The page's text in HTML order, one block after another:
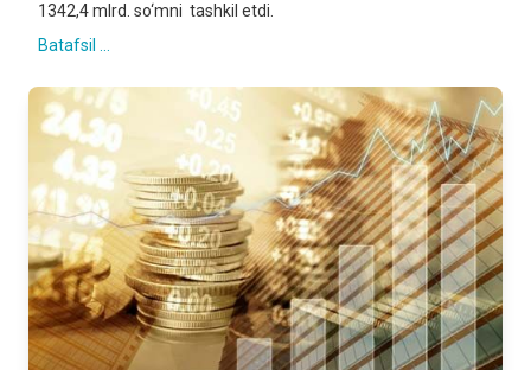
1342,4 mlrd. so‘mni tashkil etdi.
Batafsil ...